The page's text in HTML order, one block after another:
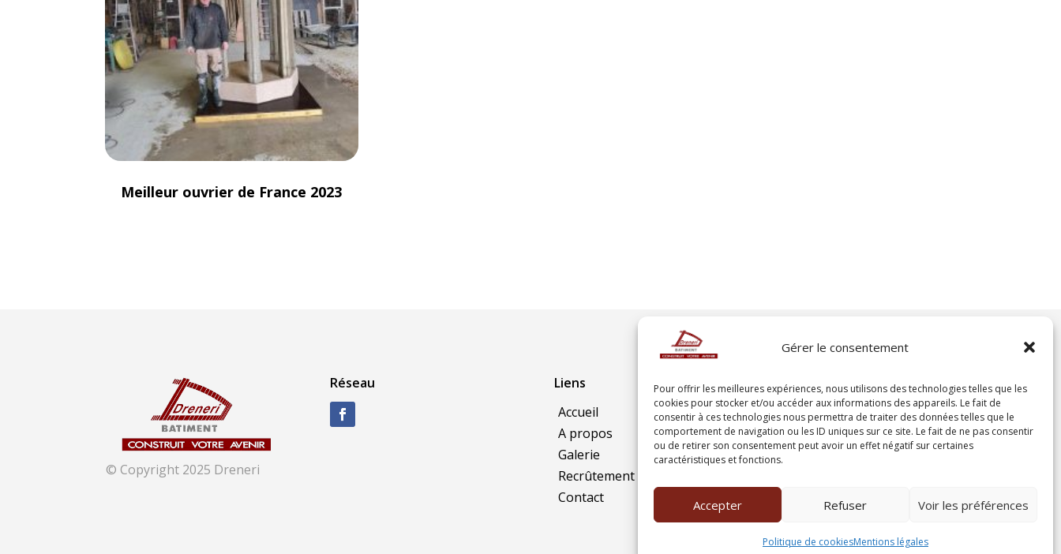
Gérer le consentement
Pour offrir les meilleures expériences, nous utilisons des technologies telles que les
cookies pour stocker et/ou accéder aux informations des appareils. Le fait de
consentir à ces technologies nous permettra de traiter des données telles que le
comportement de navigation ou les ID uniques sur ce site. Le fait de ne pas consentir
ou de retirer son consentement peut avoir un effet négatif sur certaines
caractéristiques et fonctions.
Accepter Refuser Voir les préférences
Politique de cookiesMentions légales
Meilleur ouvrier de France 2023
© Copyright 2025 Dreneri
Réseau
Liens
Accueil
A propos
Galerie
Recrûtement
Contact
RGPD
Mentions légales
Politiques de cookies